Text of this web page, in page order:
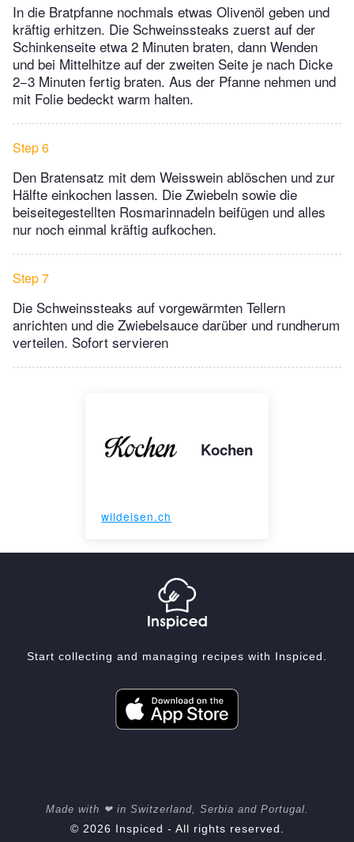
In die Bratpfanne nochmals etwas Olivenöl geben und
kräftig erhitzen. Die Schweinssteaks zuerst auf der
Schinkenseite etwa 2 Minuten braten, dann Wenden
und bei Mittelhitze auf der zweiten Seite je nach Dicke
2−3 Minuten fertig braten. Aus der Pfanne nehmen und
mit Folie bedeckt warm halten.
Step 6
Den Bratensatz mit dem Weisswein ablöschen und zur
Hälfte einkochen lassen. Die Zwiebeln sowie die
beiseitegestellten Rosmarinnadeln beifügen und alles
nur noch einmal kräftig aufkochen.
Step 7
Die Schweinssteaks auf vorgewärmten Tellern
anrichten und die Zwiebelsauce darüber und rundherum
verteilen. Sofort servieren
Kochen
wildeisen.ch
Start collecting and managing recipes with Inspiced.
Made with ❤ in Switzerland, Serbia and Portugal.
© 2026 Inspiced - All rights reserved.